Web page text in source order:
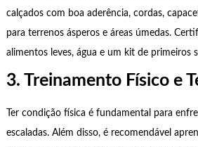
calçados com boa aderência, cordas,
para terrenos ásperos e áreas úmedas.
alimentos leves, água e um kit de primeiros
3. Treinamento Físico e
Ter condição física é fundamental para
escaladas. Além disso, é recomendável